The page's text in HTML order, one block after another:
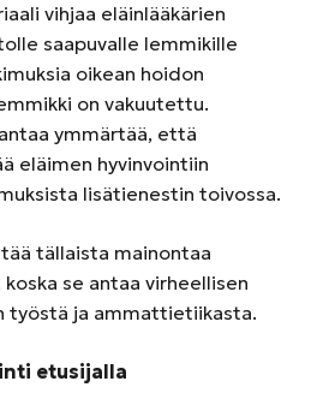
vihjaa eläinlääkärien
saapuvalle lemmikille
oikean hoidon
on vakuutettu.
ymmärtää, että
eläimen hyvinvointiin
lisätienestin toivossa.
tällaista mainontaa
se antaa virheellisen
työstä ja ammattietiikasta.
etusijalla